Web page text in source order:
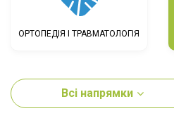
ОРТОПЕДІЯ І ТРАВМАТОЛОГІЯ
Всі напрямки